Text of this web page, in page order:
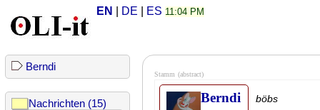
EN DE ES 11:04 PM
Berndi
Nachrichten (15)
Stamm (abstract)
Berndi böbs